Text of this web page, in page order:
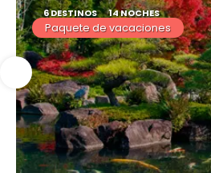
6 DESTINOS 14 NOCHES
Paquete de vacaciones